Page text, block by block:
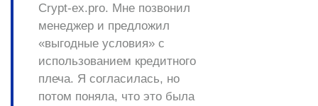
Crypt-ex.pro. Мне позвонил
менеджер и предложил
«выгодные условия» с
использованием кредитного
плеча. Я согласилась, но
потом поняла, что это была